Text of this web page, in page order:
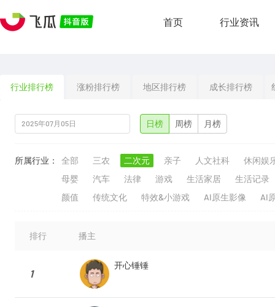
首页 行业资讯
行业排行榜 涨粉排行榜 地区排行榜 成长排行榜
日榜 周榜 月榜
所属行业： 全部 三农 二次元 亲子 人文社科
休闲娱
母婴
汽车 法律 游戏 生活家居
生活记录
颜值
传统文化 特效&小游戏 AI原生影像 AI
排行 播主
1
开心锤锤